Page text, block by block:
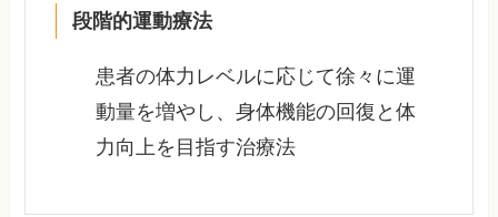
段階的運動療法
患者の体力レベルに応じて徐々に運
動量を増やし、身体機能の回復と体
力向上を目指す治療法